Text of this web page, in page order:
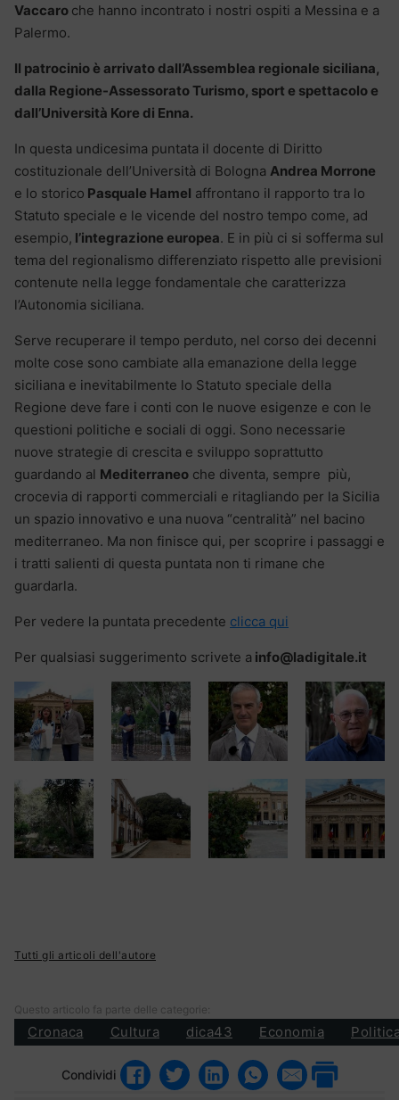
Vaccaro che hanno incontrato i nostri ospiti a Messina e a
Palermo.
Il patrocinio è arrivato dall’Assemblea regionale siciliana,
dalla Regione-Assessorato Turismo, sport e spettacolo e
dall’Università Kore di Enna.
In questa undicesima puntata il docente di Diritto
costituzionale dell’Università di Bologna Andrea Morrone
e lo storico Pasquale Hamel affrontano il rapporto tra lo
Statuto speciale e le vicende del nostro tempo come, ad
esempio, l’integrazione europea. E in più ci si sofferma sul
tema del regionalismo differenziato rispetto alle previsioni
contenute nella legge fondamentale che caratterizza
l’Autonomia siciliana.
Serve recuperare il tempo perduto, nel corso dei decenni
molte cose sono cambiate alla emanazione della legge
siciliana e inevitabilmente lo Statuto speciale della
Regione deve fare i conti con le nuove esigenze e con le
questioni politiche e sociali di oggi. Sono necessarie
nuove strategie di crescita e sviluppo soprattutto
guardando al Mediterraneo che diventa, sempre più,
crocevia di rapporti commerciali e ritagliando per la Sicilia
un spazio innovativo e una nuova “centralità” nel bacino
mediterraneo. Ma non finisce qui, per scoprire i passaggi e
i tratti salienti di questa puntata non ti rimane che
guardarla.
Per vedere la puntata precedente clicca qui
Per qualsiasi suggerimento scrivete a info@ladigitale.it
Tutti gli articoli dell'autore
Questo articolo fa parte delle categorie:
Cronaca Cultura dica43 Economia
Condividi